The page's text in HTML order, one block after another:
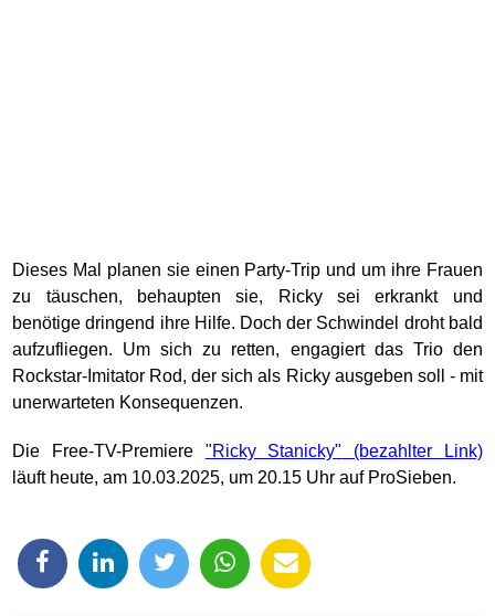
Dieses Mal planen sie einen Party-Trip und um ihre Frauen
zu täuschen, behaupten sie, Ricky sei erkrankt und
benötige dringend ihre Hilfe. Doch der Schwindel droht bald
aufzufliegen. Um sich zu retten, engagiert das Trio den
Rockstar-Imitator Rod, der sich als Ricky ausgeben soll - mit
unerwarteten Konsequenzen.
Die Free-TV-Premiere "Ricky Stanicky"
läuft heute, am 10.03.2025, um 20.15 Uhr auf ProSieben.